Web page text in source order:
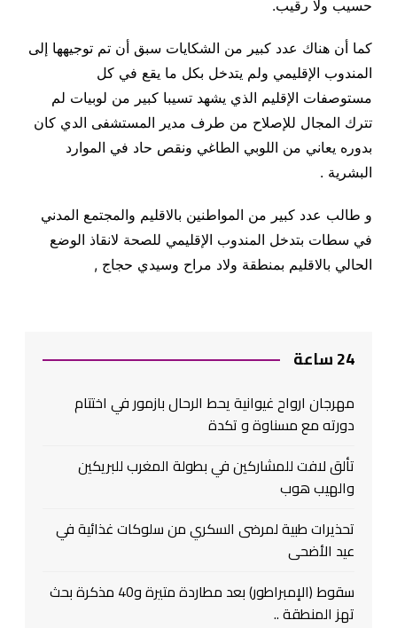
حسيب ولا رقيب.
كما أن هناك عدد كبير من الشكايات سبق أن تم توجيهها إلى
المندوب الإقليمي ولم يتدخل بكل ما يقع في كل
مستوصفات الإقليم الذي يشهد تسيبا كبير من لوبيات لم
تترك المجال للإصلاح من طرف مدير المستشفى الدي كان
بدوره يعاني من اللوبي الطاغي ونقص حاد في الموارد
البشرية .
و طالب عدد كبير من المواطنين بالاقليم والمجتمع المدني
في سطات بتدخل المندوب الإقليمي للصحة لانقاذ الوضع
الحالي بالاقليم بمنطقة ولاد مراح وسيدي حجاج ,
24 ساعة
مهرجان ارواح غيوانية يحط الرحال بازمور في اختتام
دورته مع مسناوة و تكدة
تألق لافت للمشاركين في بطولة المغرب للبريكين
والهيب هوب
تحذيرات طبية لمرضى السكري من سلوكات غذائية في
عيد الأضحى
سقوط (الإمبراطور) بعد مطاردة متيرة و40 مذكرة بحث
تهز المنطقة ..